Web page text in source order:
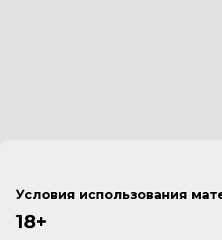
Условия использования
18+